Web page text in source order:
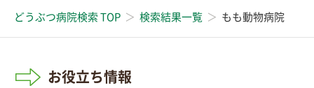
どうぶつ病院検索 TOP 検索結果一覧 もも動物病院
お役立ち情報